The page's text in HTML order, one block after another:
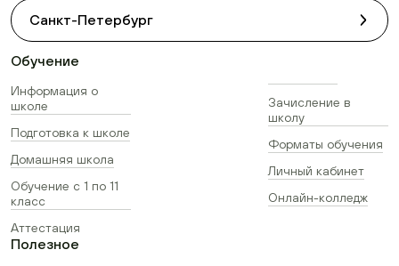
Санкт-Петербург
Обучение
Информация о
школе
Подготовка к школе
Домашняя школа
Обучение с 1 по 11
класс
Аттестация
Зачисление в
школу
Форматы обучения
Личный кабинет
Онлайн-колледж
Полезное